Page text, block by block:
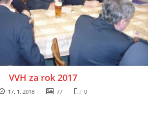
VVH za rok 2017
17. 1. 2018 77 0